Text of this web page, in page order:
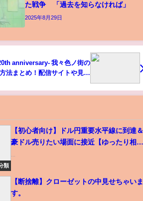
た戦争 「過去を知らなければ」
2025年8月29日
anniversary- 我々色ノ街の
法まとめ！配信サイトや見逃
類
【初心者向け】ドル円重要水平線に到達＆
豪ドル売りたい場面に接近【ゆったり相場
【断捨離】クローゼットの中見せちゃいま
す。